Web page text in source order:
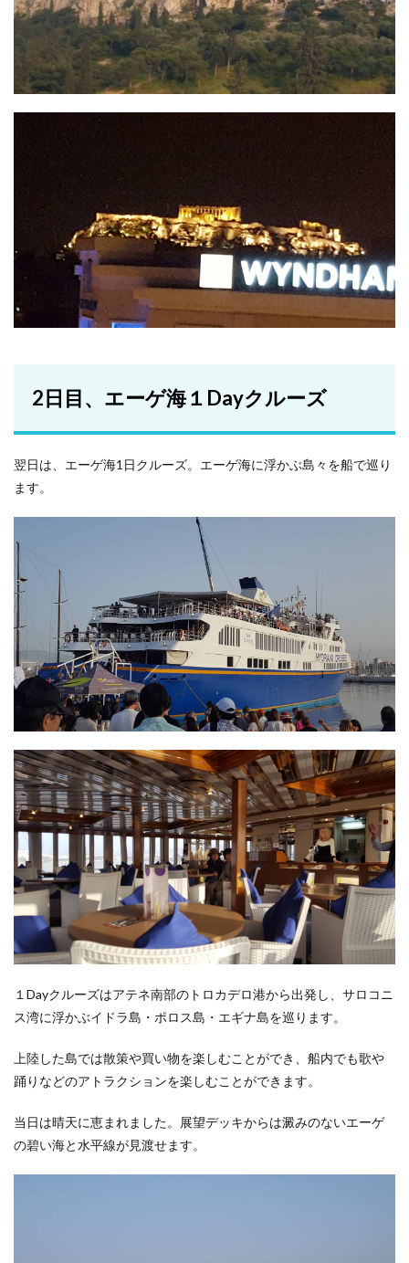
2日目、エーゲ海１Dayクルーズ
翌日は、エーゲ海1日クルーズ。エーゲ海に浮かぶ島々を船で巡り
ます。
１Dayクルーズはアテネ南部のトロカデロ港から出発し、サロコニ
ス湾に浮かぶイドラ島・ポロス島・エギナ島を巡ります。
上陸した島では散策や買い物を楽しむことができ、船内でも歌や
踊りなどのアトラクションを楽しむことができます。
当日は晴天に恵まれました。展望デッキからは澱みのないエーゲ
の碧い海と水平線が見渡せます。